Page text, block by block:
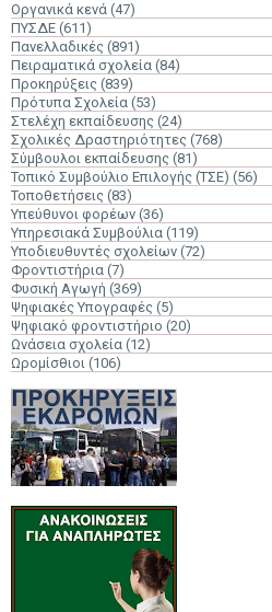
Οργανικά κενά (47)
ΠΥΣΔΕ (611)
Πανελλαδικές (891)
Πειραματικά σχολεία (84)
Προκηρύξεις (839)
Πρότυπα Σχολεία (53)
Στελέχη εκπαίδευσης (24)
Σχολικές Δραστηριότητες (768)
Σύμβουλοι εκπαίδευσης (81)
Τοπικό Συμβούλιο Επιλογής (ΤΣΕ) (56)
Τοποθετήσεις (83)
Υπεύθυνοι φορέων (36)
Υπηρεσιακά Συμβούλια (119)
Υποδιευθυντές σχολείων (72)
Φροντιστήρια (7)
Φυσική Αγωγή (369)
Ψηφιακές Υπογραφές (5)
Ψηφιακό φροντιστήριο (20)
Ωνάσεια σχολεία (12)
Ωρομίσθιοι (106)